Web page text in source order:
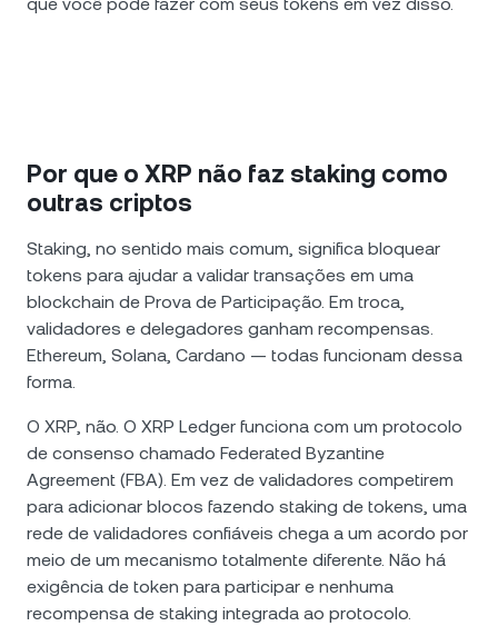
Por que o XRP não faz staking como
outras criptos
Staking, no sentido mais comum, significa bloquear
tokens para ajudar a validar transações em uma
blockchain de Prova de Participação. Em troca,
validadores e delegadores ganham recompensas.
Ethereum, Solana, Cardano — todas funcionam dessa
forma.
O XRP, não. O XRP Ledger funciona com um protocolo
de consenso chamado Federated Byzantine
Agreement (FBA). Em vez de validadores competirem
para adicionar blocos fazendo staking de tokens, uma
rede de validadores confiáveis chega a um acordo por
meio de um mecanismo totalmente diferente. Não há
exigência de token para participar e nenhuma
recompensa de staking integrada ao protocolo.